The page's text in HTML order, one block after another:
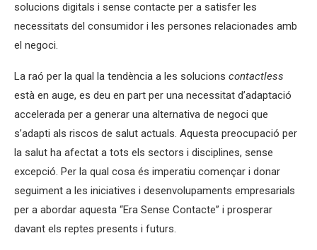
solucions digitals i sense contacte per a satisfer les
necessitats del consumidor i les persones relacionades amb
el negoci.
La raó per la qual la tendència a les solucions contactless
està en auge, es deu en part per una necessitat d’adaptació
accelerada per a generar una alternativa de negoci que
s’adapti als riscos de salut actuals. Aquesta preocupació per
la salut ha afectat a tots els sectors i disciplines, sense
excepció. Per la qual cosa és imperatiu començar i donar
seguiment a les iniciatives i desenvolupaments empresarials
per a abordar aquesta “Era Sense Contacte” i prosperar
davant els reptes presents i futurs.